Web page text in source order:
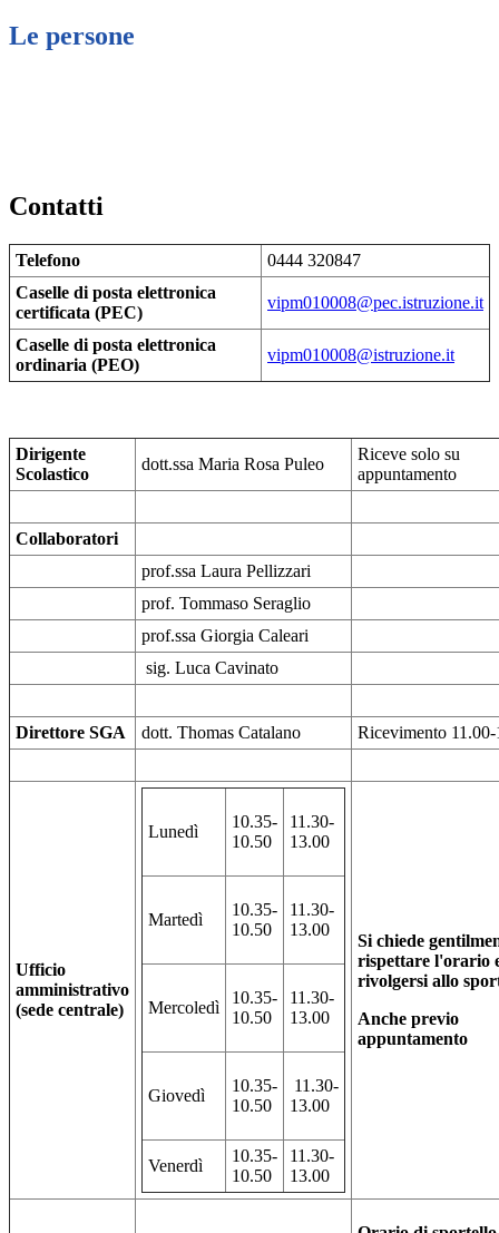
Le persone
Contatti
Telefono
0444 320847
Caselle di posta elettronica
certificata (PEC)
vipm010008@pec.istruzione.it
Caselle di posta elettronica
ordinaria (PEO)
vipm010008@istruzione.it
Dirigente
Scolastico
dott.ssa Maria Rosa Puleo
Riceve solo su
appuntamento
Collaboratori
prof.ssa Laura Pellizzari
prof. Tommaso Seraglio
prof.ssa Giorgia Caleari
sig. Luca Cavinato
Direttore SGA dott. Thomas Catalano Ricevimento
Ufficio
amministrativo
(sede centrale)
Lunedì
10.35-
10.50
11.30-
13.00
Martedì
10.35-
10.50
11.30-
13.00
Mercoledì
10.35-
10.50
11.30-
13.00
Giovedì
10.35-
10.50
11.30-
13.00
Venerdì
10.35-
10.50
11.30-
13.00
Si chiede
rispettare l'orario
rivolgersi allo
Anche previo
appuntamento